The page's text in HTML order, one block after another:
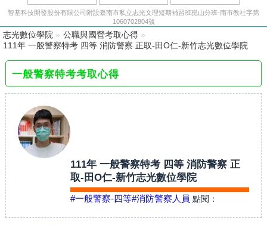
智基科技開發股份有限公司附設臺南市私立志光文理短期補習班崑山分班-南市教社字第
1060702804號
志光數位學院 » 公職與國營考取心得 »
111年 一般警察特考 四等 消防警察 正取-田O仁-新竹志光數位學院
一般警察特考考取心得
111年 一般警察特考 四等 消防警察 正
取-田O仁-新竹志光數位學院
#一般警察-四等#消防警察人員 點閱：